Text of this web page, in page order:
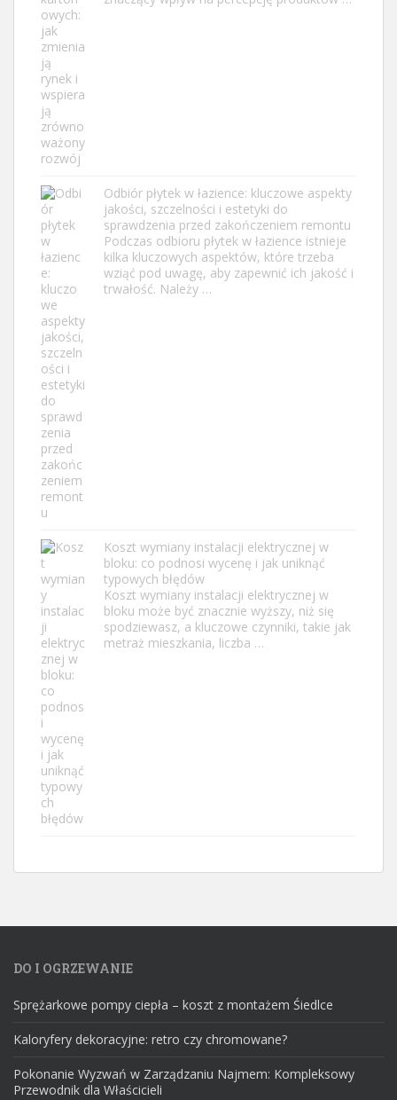
Odbiór płytek w łazience: kluczowe aspekty
jakości, szczelności i estetyki do
sprawdzenia przed zakończeniem remontu
Podczas odbioru płytek w łazience istnieje
kilka kluczowych aspektów, które trzeba
wziąć pod uwagę, aby zapewnić ich jakość i
trwałość. Należy …
Koszt wymiany instalacji elektrycznej w
bloku: co podnosi wycenę i jak uniknąć
typowych błędów
Koszt wymiany instalacji elektrycznej w
bloku może być znacznie wyższy, niż się
spodziewasz, a kluczowe czynniki, takie jak
metraż mieszkania, liczba …
DO I OGRZEWANIE
Sprężarkowe pompy ciepła – koszt z montażem Śiedlce
Kaloryfery dekoracyjne: retro czy chromowane?
Pokonanie Wyzwań w Zarządzaniu Najmem: Kompleksowy
Przewodnik dla Właścicieli